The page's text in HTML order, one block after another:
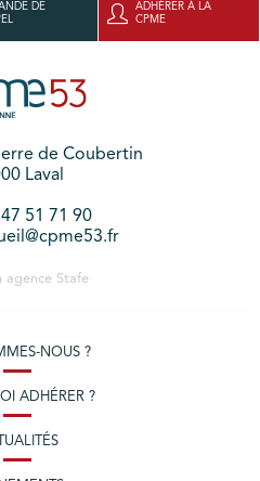
DE
ADHÉRER À LA
CPME
de Coubertin
Laval
47 51 71 90
agence Stafe
NOUS ?
ADHÉRER ?